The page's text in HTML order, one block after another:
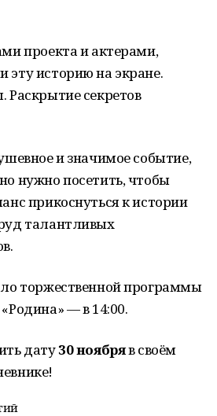
проекта и актерами,
эту историю на экране.
Раскрытие секретов
и значимое событие,
нужно посетить, чтобы
прикоснуться к истории
талантливых
торжественной программы
— в 14:00.
дату30 ноябряв своём